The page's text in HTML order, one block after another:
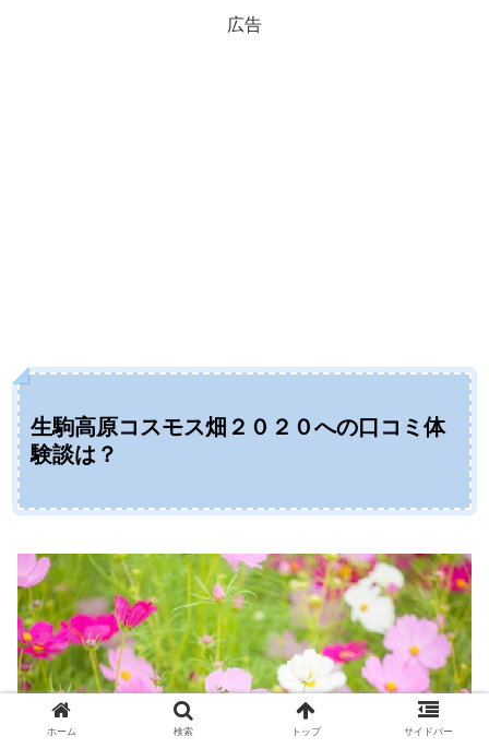
広告
生駒高原コスモス畑２０２０への口コミ体
験談は？
ホーム 検索 トップ サイドバー